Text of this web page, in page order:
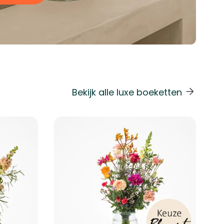
carrouselnavigatie gaan met de overslaan links.
Bekijk alle luxe boeketten